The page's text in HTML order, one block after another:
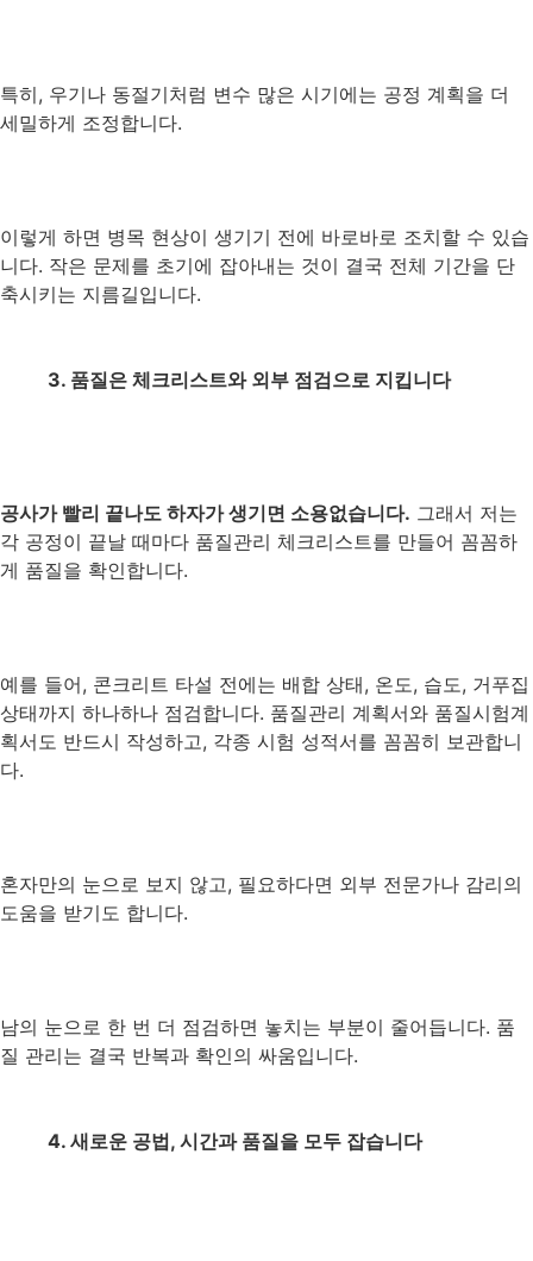
특히, 우기나 동절기처럼 변수 많은 시기에는 공정 계획을 더
세밀하게 조정합니다.
이렇게 하면 병목 현상이 생기기 전에 바로바로 조치할 수 있습
니다. 작은 문제를 초기에 잡아내는 것이 결국 전체 기간을 단
축시키는 지름길입니다.
3. 품질은 체크리스트와 외부 점검으로 지킵니다
공사가 빨리 끝나도 하자가 생기면 소용없습니다. 그래서 저는
각 공정이 끝날 때마다 품질관리 체크리스트를 만들어 꼼꼼하
게 품질을 확인합니다.
예를 들어, 콘크리트 타설 전에는 배합 상태, 온도, 습도, 거푸집
상태까지 하나하나 점검합니다. 품질관리 계획서와 품질시험계
획서도 반드시 작성하고, 각종 시험 성적서를 꼼꼼히 보관합니
다.
혼자만의 눈으로 보지 않고, 필요하다면 외부 전문가나 감리의
도움을 받기도 합니다.
남의 눈으로 한 번 더 점검하면 놓치는 부분이 줄어듭니다. 품
질 관리는 결국 반복과 확인의 싸움입니다.
4. 새로운 공법, 시간과 품질을 모두 잡습니다